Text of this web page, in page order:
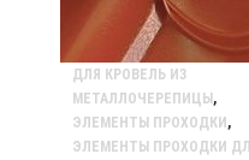
ДЛЯ КРОВЕЛЬ ИЗ
МЕТАЛЛОЧЕРЕПИЦЫ ,
ЭЛЕМЕНТЫ ПРОХОДКИ ,
ЭЛЕМЕНТЫ ПРОХОДКИ